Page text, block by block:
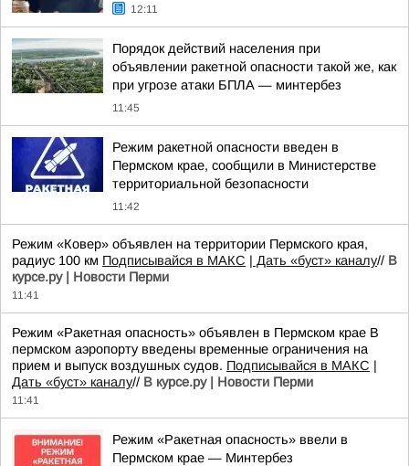
12:11
Порядок действий населения при
объявлении ракетной опасности такой же, как
при угрозе атаки БПЛА — минтербез
11:45
Режим ракетной опасности введен в
Пермском крае, сообщили в Министерстве
территориальной безопасности
11:42
Режим «Ковер» объявлен на территории Пермского края,
радиус 100 км Подписывайся в МАКС | Дать «буст» каналу// В
курсе.ру | Новости Перми
11:41
Режим «Ракетная опасность» объявлен в Пермском крае В
пермском аэропорту введены временные ограничения на
прием и выпуск воздушных судов. Подписывайся в МАКС |
Дать «буст» каналу// В курсе.ру | Новости Перми
11:41
Режим «Ракетная опасность» ввели в
Пермском крае — Минтербез